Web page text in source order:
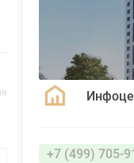
+7 (499) 705-